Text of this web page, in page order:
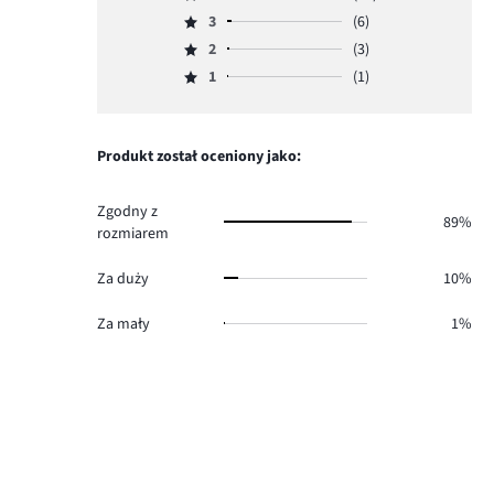
ilość
głosów
4,
ilość
głosów
Ocena
3,
ilość
3
(6)
Ocena
2,
3.
2
(3)
Ocena
głosów
1 (1)
Produkt został oceniony jako:
Zgodny z
rozmiarem
89%
Za duży 10%
Za mały 1%